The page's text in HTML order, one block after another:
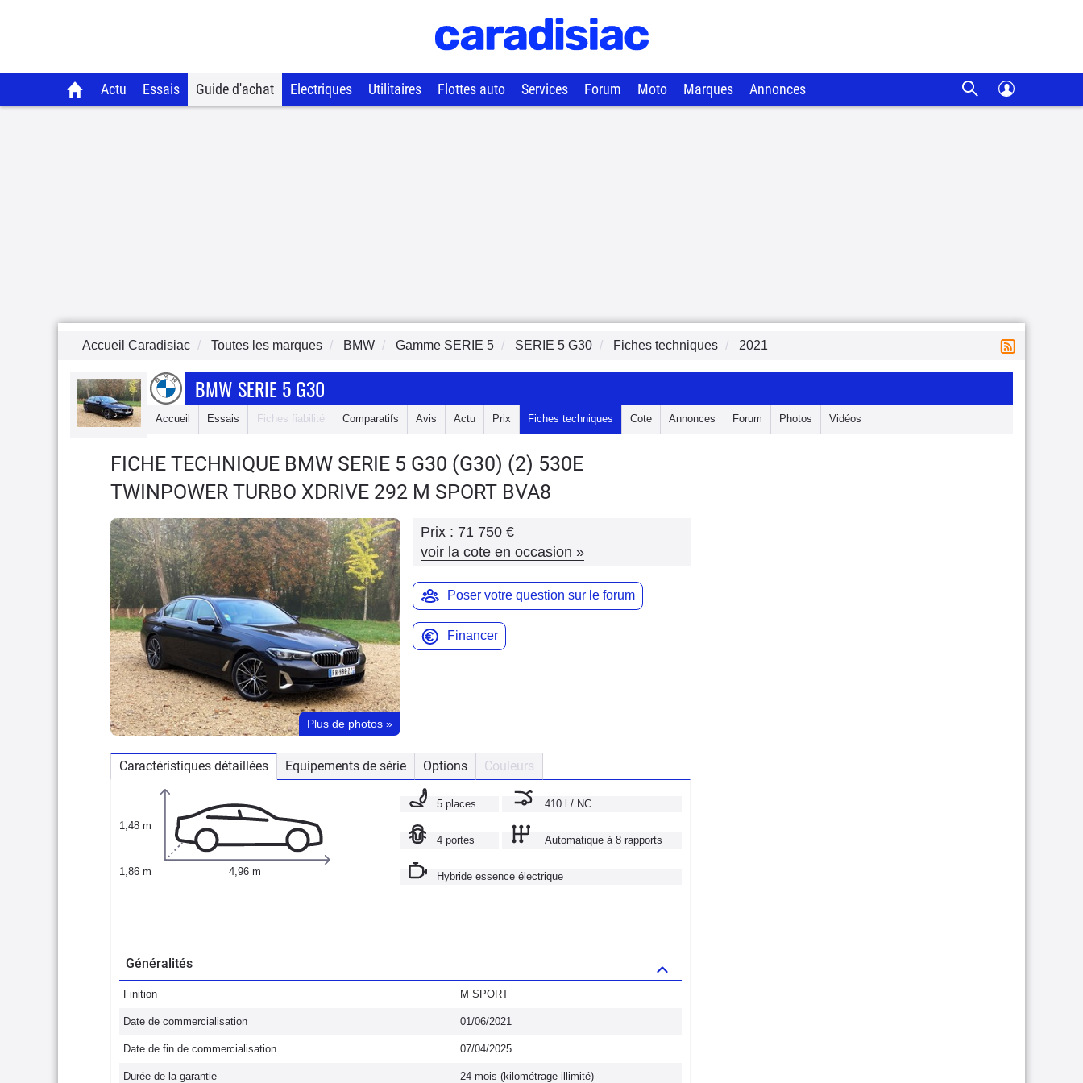
Actu Essais Guide d'achat Electriques Utilitaires Flottes auto Services Forum Moto Marques Annonces
Accueil Caradisiac Toutes les marques BMW Gamme SERIE 5 SERIE 5 G30 Fiches techniques 2021
BMW SERIE 5 G30
Accueil Essais Fiches fiabilité Comparatifs Avis Actu Prix Fiches techniques Cote Annonces Forum Photos Vidéos
FICHE TECHNIQUE BMW SERIE 5 G30 (G30) (2) 530E
TWINPOWER TURBO XDRIVE 292 M SPORT BVA8
Plus de photos »
Prix : 71 750 €
voir la cote en occasion »
Poser votre question sur le forum
Financer
Caractéristiques détaillées Equipements de série Options Couleurs
1,48 m
1,86 m 4,96 m
5 places 410 l / NC
4 portes Automatique à 8 rapports
Hybride essence électrique
Généralités
Finition M SPORT
Date de commercialisation 01/06/2021
Date de fin de commercialisation 07/04/2025
Durée de la garantie 24 mois (kilométrage illimité)